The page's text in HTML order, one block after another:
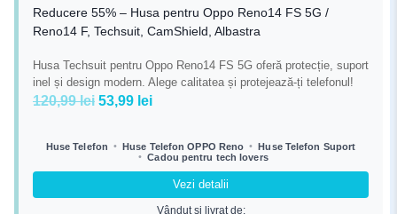
Reducere 55% – Husa pentru Oppo Reno14 FS 5G /
Reno14 F, Techsuit, CamShield, Albastra
Husa Techsuit pentru Oppo Reno14 FS 5G oferă protecție, suport
inel și design modern. Alege calitatea și protejează-ți telefonul!
120,99lei Prețul
a
53,99 leiPrețul
este:
53,99 lei.
Huse Telefon • Huse Telefon OPPO Reno • Huse Telefon Suport
• Cadou pentru tech lovers
Vezi detalii
Vândut și livrat de: